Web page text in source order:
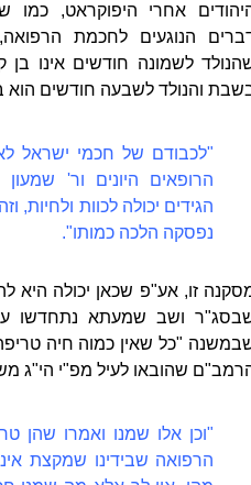
אחרי היפוקראט, כמו
הנוגעים לחכמת
לשמונה חודשים אינו בן
והנולד לשבעה חודשים הוא
"לכבודם של חכמי ישראל
הרופאים היונים ור'
הגידים יכולה לכוות
נפסקה הלכה כמותו".
זו, אע"פ שכאן יכולה היא
ושב שמעתא נתחדשו
"כל שאין כמוה חיה
שהובאו לעיל מפ"י הי"ג
"וכן אלו שמנו ואמרו שהן
הרפואה שבידינו שמקצת